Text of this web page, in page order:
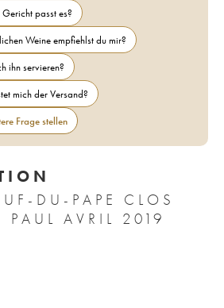
passt es?
Weine empfiehlst du mir?
ihn servieren?
mich der Versand?
Frage stellen
DU-PAPE CLOS
PAUL AVRIL 2019